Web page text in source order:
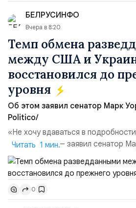
объёма всего российского рынка
поглощений. Крупнейшей ...
БЕЛРУСИНФО
Вчера в 8:20
Темп обмена
между США и
восстановился до
уровня
Об этом заявил сенатор Марк
Politico/
«Не хочу вдаваться в
улучшилась», — заявил сенатор
высокопоставленный член
добавив, что использование
ракет большой дальности
удары вглубь российской
позиции.Сотрудничество со
Читать 1 мин.
0